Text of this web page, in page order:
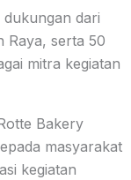
dari
Raya, serta 50
mitra kegiatan
Bakery
masyarakat
kegiatan